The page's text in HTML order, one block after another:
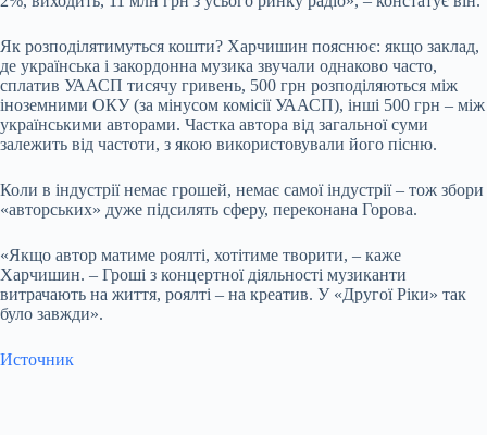
Як розподілятимуться кошти? Харчишин пояснює: якщо заклад,
де українська і закордонна музика звучали однаково часто,
сплатив УААСП тисячу гривень, 500 грн розподіляються між
іноземними ОКУ (за мінусом комісії УААСП), інші 500 грн – між
українськими авторами. Частка автора від загальної суми
залежить від частоти, з якою використовували його пісню.
Коли в індустрії немає грошей, немає самої індустрії – тож збори
«авторських» дуже підсилять сферу, переконана Горова.
«Якщо автор матиме роялті, хотітиме творити, – каже
Харчишин. – Гроші з концертної діяльності музиканти
витрачають на життя, роялті – на креатив. У «Другої Ріки» так
було завжди».
Источник